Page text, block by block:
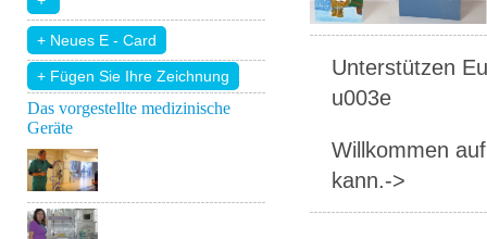
+ Fügen Sie Ihre Zeichnung
Das vorgestellte medizinische
Geräte
Unterstützen
u003e
Willkommen
kann.->